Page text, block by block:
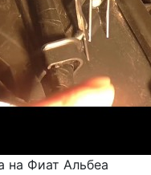
на Фиат Альбеа